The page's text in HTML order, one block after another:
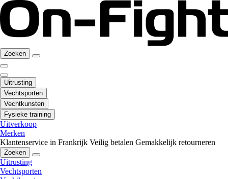
Zoeken
Uitrusting
Vechtsporten
Vechtkunsten
Fysieke training
Uitverkoop
Merken
Klantenservice in Frankrijk Veilig betalen Gemakkelijk retourneren
Zoeken
Uitrusting
Vechtsporten